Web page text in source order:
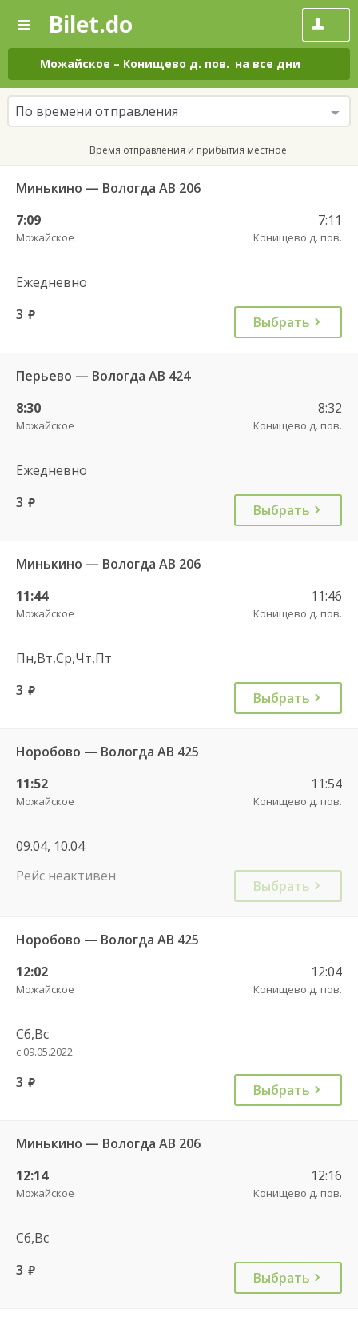
—
Поиск
и
покупка
билетов
на
автобус
онлайн
Bilet.do
Можайское – Конищево д. пов. на все дни
По времени отправления
Время отправления и прибытия местное
Минькино — Вологда АВ 206
7:09
Можайское
7:11
Конищево д. пов.
Ежедневно
3 руб. Выбрать
Перьево — Вологда АВ 424
8:30
Можайское
8:32
Конищево д. пов.
Ежедневно
3 руб. Выбрать
Минькино — Вологда АВ 206
11:44
Можайское
11:46
Конищево д. пов.
Пн,Вт,Ср,Чт,Пт
3 руб. Выбрать
Норобово — Вологда АВ 425
11:52
Можайское
11:54
Конищево д. пов.
09.04, 10.04
Рейс неактивен
Выбрать
Норобово — Вологда АВ 425
12:02
Можайское
12:04
Конищево д. пов.
Сб,Вс
с 09.05.2022
3 руб. Выбрать
Минькино — Вологда АВ 206
12:14
Можайское
12:16
Конищево д. пов.
Сб,Вс
3 руб. Выбрать